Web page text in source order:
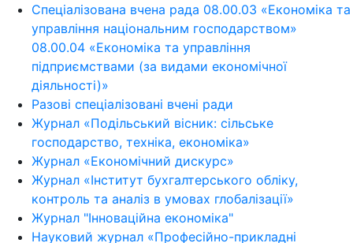
Спеціалізована вчена рада 08.00.03 «Економіка та
управління національним господарством»
08.00.04 «Економіка та управління
підприємствами (за видами економічної
діяльності)»
Разові спеціалізовані вчені ради
Журнал «Подільський вісник: сільське
господарство, техніка, економіка»
Журнал «Економічний дискурс»
Журнал «Інститут бухгалтерського обліку,
контроль та аналіз в умовах глобалізації»
Журнал "Інноваційна економіка"
Науковий журнал «Професійно-прикладні